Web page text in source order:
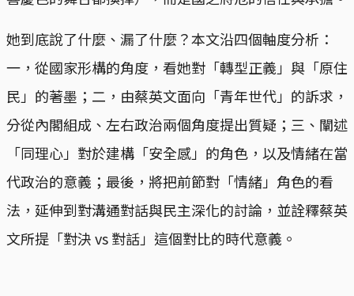
她到底說了什麼、漏了什麼？本文沿四個軸度分析：
一，從國家形構的角度，看她對「轉型正義」與「原住
民」的著墨；二，由蔡英文面向「青年世代」的訴求，
分從內閣組成、左右政治兩個角度提出質疑；三、闡述
「同理心」對於建構「安全感」的角色，以及情緒在當
代政治的意義；最後，將把前節對「情緒」角色的看
法，延伸到對溝通對話與民主深化的討論，並詮釋蔡英
文所提「對決 vs 對話」這個對比的時代意義。